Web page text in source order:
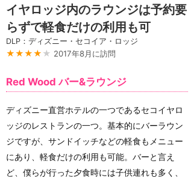
イヤロッジ内のラウンジは予約要
らずで軽食だけの利用も可
DLP：ディズニー・セコイア・ロッジ
★★★★ ★ 2017年8月に訪問
Red Wood バー&ラウンジ
ディズニー直営ホテルの一つであるセコイヤロ
ッジのレストランの一つ。基本的にバーラウン
ジですが、サンドイッチなどの軽食もメニュー
にあり、軽食だけの利用も可能。バーと言え
ど、僕らが行った夕食時には子供連れも多く、